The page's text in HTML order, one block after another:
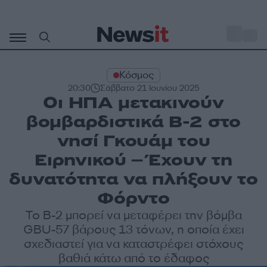
περιεχόμενο
Κόσμος
20:30 Σάββατο 21 Ιουνίου 2025
Οι ΗΠΑ μετακινούν
βομβαρδιστικά B-2 στο
νησί Γκουάμ του
Ειρηνικού – Έχουν τη
δυνατότητα να πλήξουν το
Φόρντο
Το B-2 μπορεί να μεταφέρει την βόμβα
GBU-57 βάρους 13 τόνων, η οποία έχει
σχεδιαστεί για να καταστρέφει στόχους
βαθιά κάτω από το έδαφος